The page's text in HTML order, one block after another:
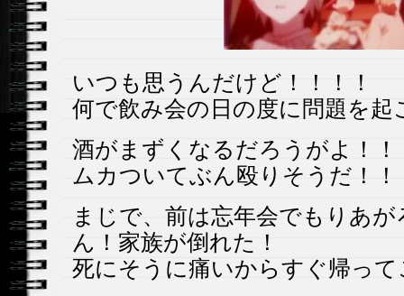
いつも思うんだけど！！！！
何で飲み会の日の度に問題を起
酒がまずくなるだろうがよ！！
ムカついてぶん殴りそうだ！！
まじで、前は忘年会でもりあ
ん！家族が倒れた！
死にそうに痛いからすぐ帰って